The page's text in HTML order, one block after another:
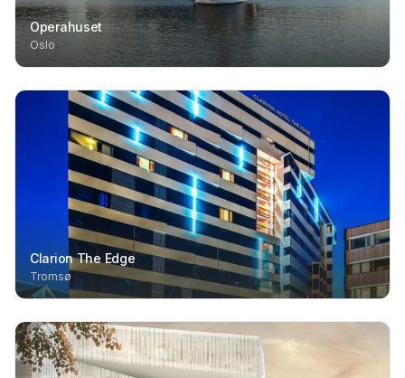
Operahuset
Oslo
Clarion The Edge
Tromsø